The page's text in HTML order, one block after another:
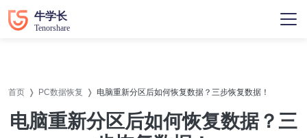
首页 PC数据恢复 电脑重新分区后如何恢复数据？三步恢复数据！
电脑重新分区后如何恢复数据？三